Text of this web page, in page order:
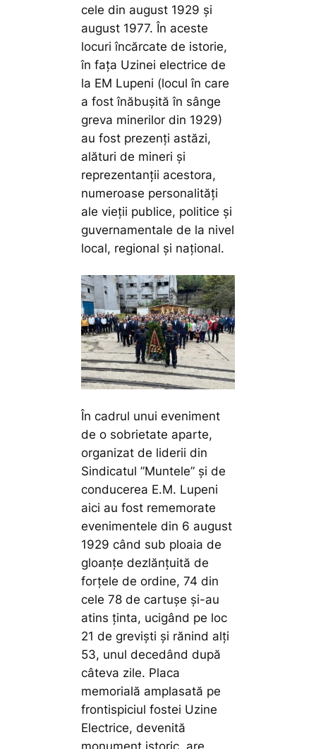
cele din august 1929 și
august 1977. În aceste
locuri încărcate de istorie,
în fața Uzinei electrice de
la EM Lupeni (locul în care
a fost înăbușită în sânge
greva minerilor din 1929)
au fost prezenți astăzi,
alături de mineri și
reprezentanții acestora,
numeroase personalități
ale vieții publice, politice și
guvernamentale de la nivel
local, regional și național.
În cadrul unui eveniment
de o sobrietate aparte,
organizat de liderii din
Sindicatul ”Muntele” și de
conducerea E.M. Lupeni
aici au fost rememorate
evenimentele din 6 august
1929 când sub ploaia de
gloanțe dezlănțuită de
forțele de ordine, 74 din
cele 78 de cartușe și-au
atins ținta, ucigând pe loc
21 de greviști și rănind alți
53, unul decedând după
câteva zile. Placa
memorială amplasată pe
frontispiciul fostei Uzine
Electrice, devenită